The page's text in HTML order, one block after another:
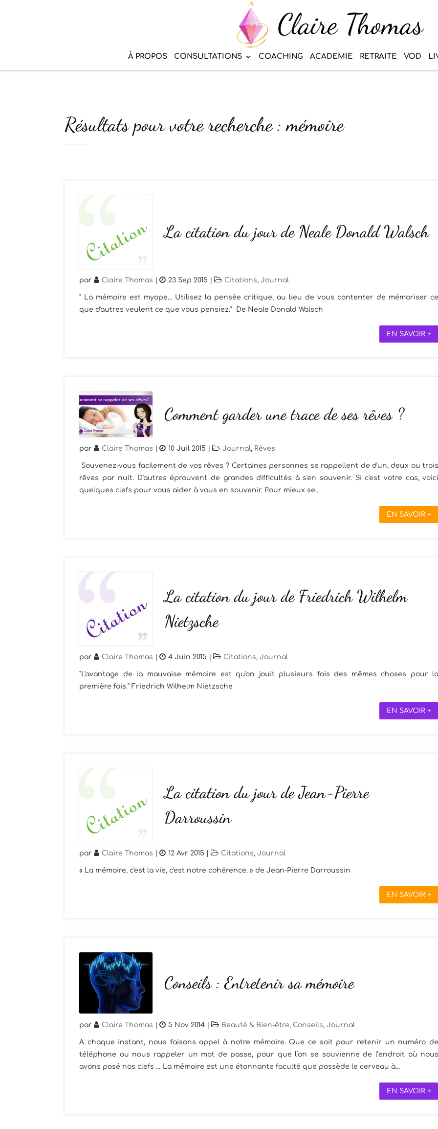
À PROPOS CONSULTATIONS COACHING ACADEMIE RETRAITE VOD
Résultats pour votre recherche : mémoire
La citation du jour de Neale Donald Walsch
par Claire Thomas | 23 Sep 2015 | Citations, Journal
" La mémoire est myope... Utilisez la pensée critique, au lieu de vous contenter de mémoriser
que d'autres veulent ce que vous pensiez." De Neale Donald Walsch
EN SAVOIR +
Comment garder une trace de ses rêves ?
par Claire Thomas 10 Juil 2015 Journal, Rêves
Souvenez-vous facilement de vos rêves ? Certaines personnes se rappellent de d'un, deux ou
rêves par nuit. D'autres éprouvent de grandes difficultés à s'en souvenir. Si c'est votre cas,
quelques clefs pour vous aider à vous en souvenir. Pour mieux se...
EN SAVOIR +
La citation du jour de Friedrich Wilhelm
Nietzsche
par Claire Thomas 4 Juin 2015 Citations, Journal
"L'avantage de la mauvaise mémoire est qu'on jouit plusieurs fois des mêmes choses pour
première fois." Friedrich Wilhelm Nietzsche
EN SAVOIR +
La citation du jour de Jean-Pierre
Darroussin
par Claire Thomas 12 Avr 2015 Citations, Journal
« La mémoire, c'est la vie, c'est notre cohérence. » de Jean-Pierre Darroussin
EN SAVOIR +
Conseils : Entretenir sa mémoire
par Claire Thomas 5 Nov 2014 Beauté & Bien-être, Conseils, Journal
A chaque instant, nous faisons appel à notre mémoire. Que ce soit pour retenir un numéro
téléphone ou nous rappeler un mot de passe, pour que l’on se souvienne de l’endroit où
avons posé nos clefs … La mémoire est une étonnante faculté que possède le cerveau à...
EN SAVOIR +